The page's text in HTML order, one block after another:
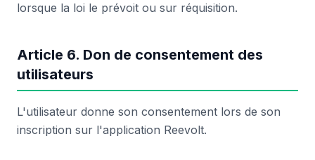
lorsque la loi le prévoit ou sur réquisition.
Article 6. Don de consentement des
utilisateurs
L'utilisateur donne son consentement lors de son
inscription sur l'application Reevolt.